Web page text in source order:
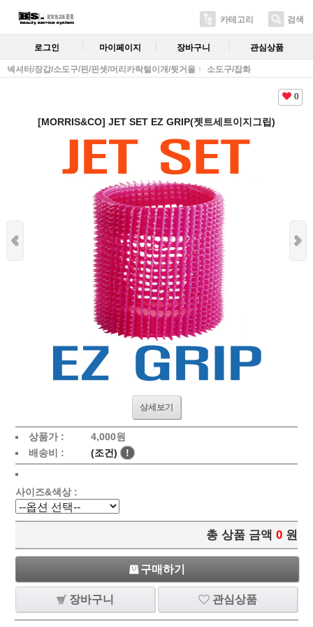
카테고리 검색
로그인 마이페이지 장바구니 관심상품
넥셔터/장갑/소도구/핀/핀셋/머리카락털이개/뒷거울 소도구/잡화
0
[MORRIS&CO] JET SET EZ GRIP(젯트세트이지그립)
상세보기
상품가 :
4,000원
배송비 :
(조건) !
사이즈&색상 :
총 상품 금액 0 원
구매하기
장바구니 관심상품